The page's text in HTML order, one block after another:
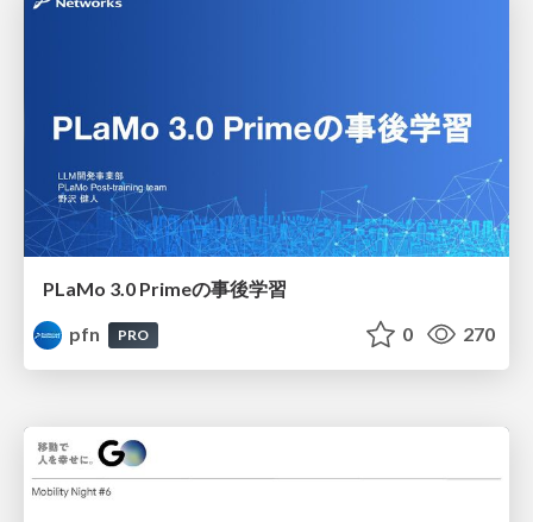
PLaMo 3.0 Primeの事後学習
pfn
PRO 0 270